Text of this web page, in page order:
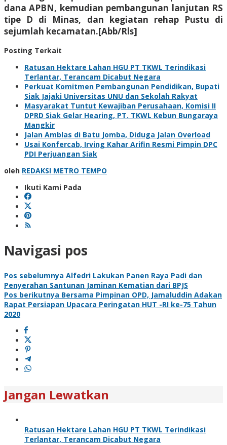
dana APBN, kemudian pembangunan lanjutan RS
tipe D di Minas, dan kegiatan rehap Pustu di
sejumlah kecamatan.[Abb/Rls]
Posting Terkait
Ratusan Hektare Lahan HGU PT TKWL Terindikasi
Terlantar, Terancam Dicabut Negara
Perkuat Komitmen Pembangunan Pendidikan, Bupati
Siak Jajaki Universitas UNU dan Sekolah Rakyat
Masyarakat Tuntut Kewajiban Perusahaan, Komisi II
DPRD Siak Gelar Hearing, PT. TKWL Kebun Bungaraya
Mangkir
Jalan Amblas di Batu Jomba, Diduga Jalan Overload
Usai Konfercab, Irving Kahar Arifin Resmi Pimpin DPC
PDI Perjuangan Siak
oleh REDAKSI METRO TEMPO
Ikuti Kami Pada
Navigasi pos
Pos sebelumnya Alfedri Lakukan Panen Raya Padi dan
Penyerahan Santunan Jaminan Kematian dari BPJS
Pos berikutnya Bersama Pimpinan OPD, Jamaluddin Adakan
Rapat Persiapan Upacara Peringatan HUT -RI ke-75 Tahun
2020
Jangan Lewatkan
Ratusan Hektare Lahan HGU PT TKWL Terindikasi
Terlantar, Terancam Dicabut Negara